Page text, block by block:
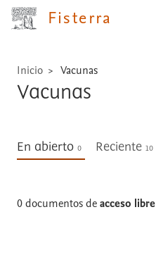
Fisterra
Inicio Vacunas
Vacunas
En abierto 0 Reciente 10
0 documentos deacceso libre